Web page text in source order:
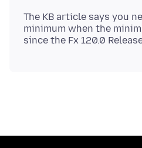
The KB article says you
minimum when the